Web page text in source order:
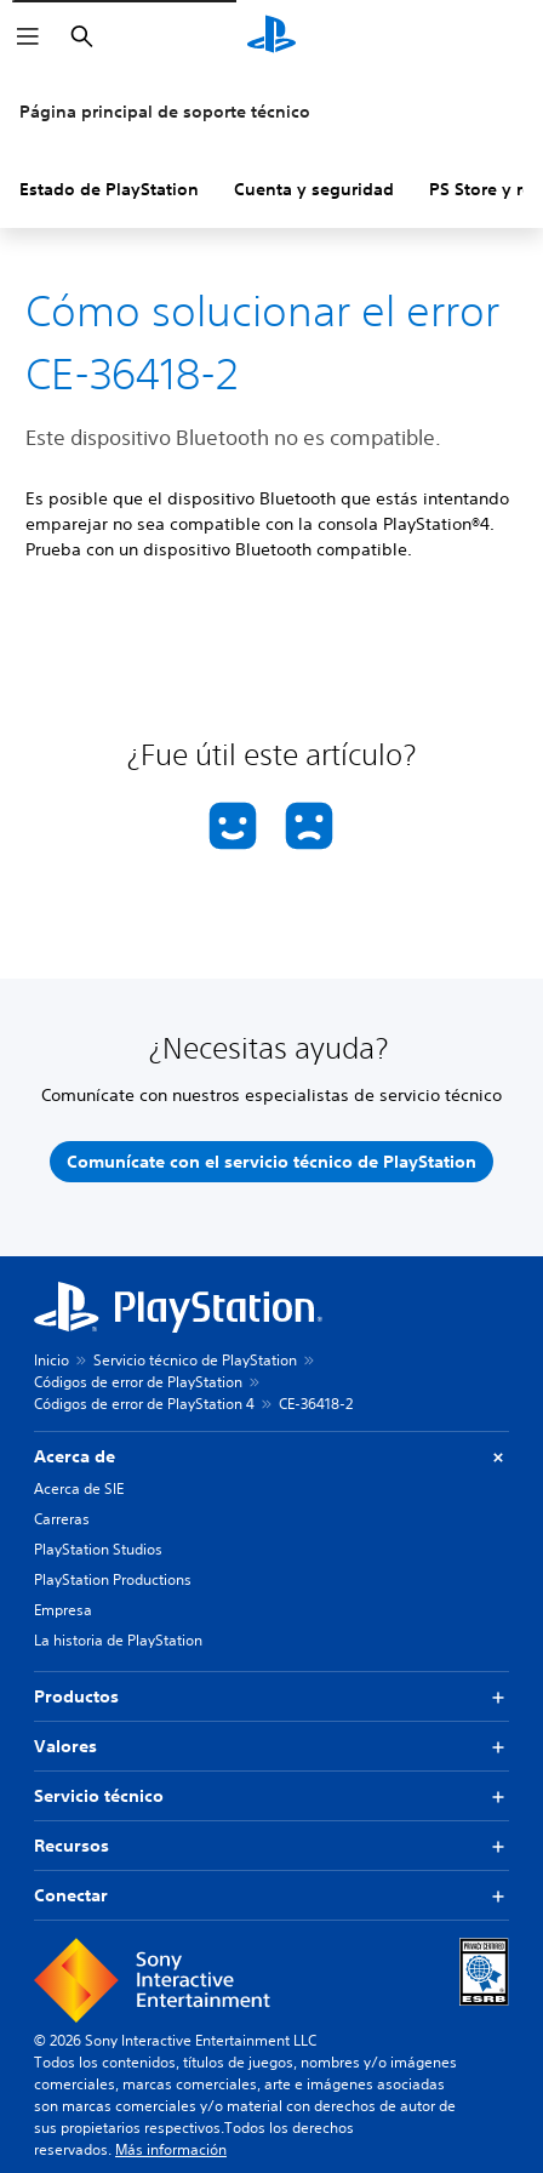
Buscar
Página principal de soporte técnico
Estado de PlayStation Cuenta y seguridad PS Store y
Cómo solucionar el error
CE-36418-2
Este dispositivo Bluetooth no es compatible.
Es posible que el dispositivo Bluetooth que estás intentando
emparejar no sea compatible con la consola PlayStation®4.
Prueba con un dispositivo Bluetooth compatible.
¿Fue útil este artículo?
¿Necesitas ayuda?
Comunícate con nuestros especialistas de servicio técnico
Comunícate con el servicio técnico de PlayStation
Inicio
Servicio técnico de PlayStation
Códigos de error de PlayStation
Códigos de error de PlayStation 4
CE-36418-2
Acerca de
Acerca de SIE
Carreras
PlayStation Studios
PlayStation Productions
Empresa
La historia de PlayStation
Productos
Valores
Servicio técnico
Recursos
Conectar
© 2026 Sony Interactive Entertainment LLC
Todos los contenidos, títulos de juegos, nombres y/o imágenes
comerciales, marcas comerciales, arte e imágenes asociadas
son marcas comerciales y/o material con derechos de autor de
sus propietarios respectivos.Todos los derechos
reservados. Más información